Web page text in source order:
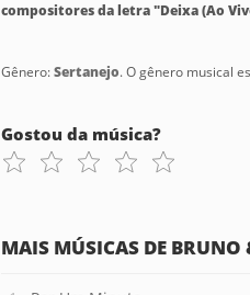
compositores da letra "Deixa (Ao
Gênero:Sertanejo. O gênero musical
Gostou da música?
MAIS MÚSICAS DE